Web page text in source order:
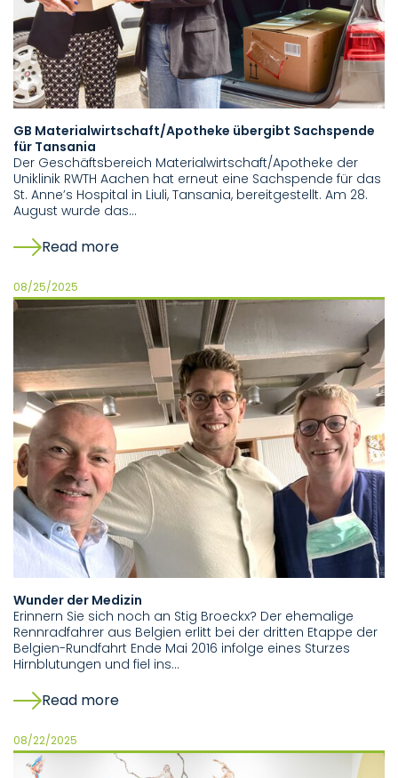
GB Materialwirtschaft/Apotheke übergibt Sachspende
für Tansania
Der Geschäftsbereich Materialwirtschaft/Apotheke der
Uniklinik RWTH Aachen hat erneut eine Sachspende für das
St. Anne’s Hospital in Liuli, Tansania, bereitgestellt. Am 28.
August wurde das…
Read more
08/25/2025
Wunder der Medizin
Erinnern Sie sich noch an Stig Broeckx? Der ehemalige
Rennradfahrer aus Belgien erlitt bei der dritten Etappe der
Belgien-Rundfahrt Ende Mai 2016 infolge eines Sturzes
Hirnblutungen und fiel ins…
Read more
08/22/2025